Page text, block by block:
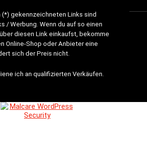
gekennzeichneten Links sind
/ Werbung. Wenn du auf so einen
diesen Link einkaufst, bekomme
Online-Shop oder Anbieter eine
sich der Preis nicht.
ich an qualifizierten Verkäufen.